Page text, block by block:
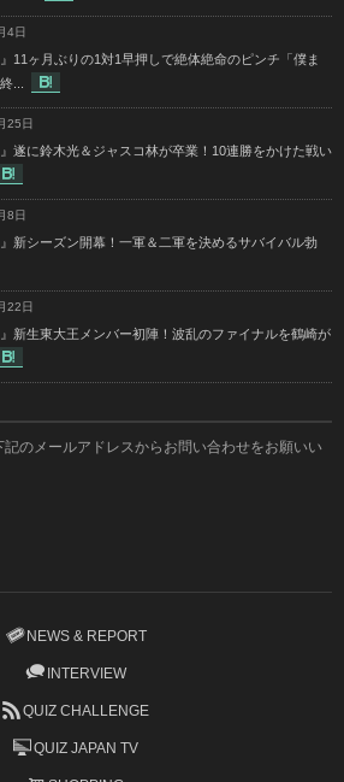
4日
』11ヶ月ぶりの1対1早押しで絶体絶命のピンチ「僕ま
...
25日
』遂に鈴木光＆ジャスコ林が卒業！10連勝をかけた戦い
8日
』新シーズン開幕！一軍＆二軍を決めるサバイバル勃
22日
』新生東大王メンバー初陣！波乱のファイナルを鶴崎が
のメールアドレスからお問い合わせをお願いい
NEWS & REPORT
INTERVIEW
QUIZ CHALLENGE
QUIZ JAPAN TV